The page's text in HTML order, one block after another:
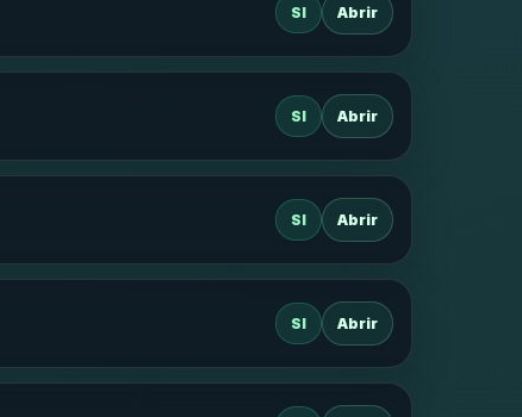
SI Abrir
SI Abrir
SI Abrir
SI Abrir